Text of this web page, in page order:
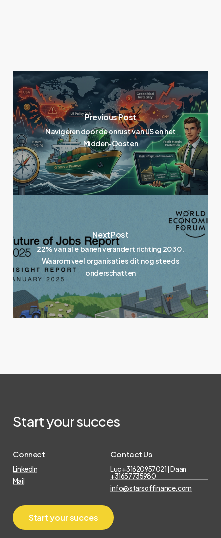
Previous Post
Navigeren door de onrust van US en het
Midden-Oosten
Next Post
22% van alle banen verandert richting 2030.
Waarom veel organisaties dit nog steeds
onderschatten
Startyoursucces
Connect
LinkedIn
Mail
Contact Us
Luc +31620957021 | Daan
+31657735980
info@starsoffinance.com
Startyoursucces